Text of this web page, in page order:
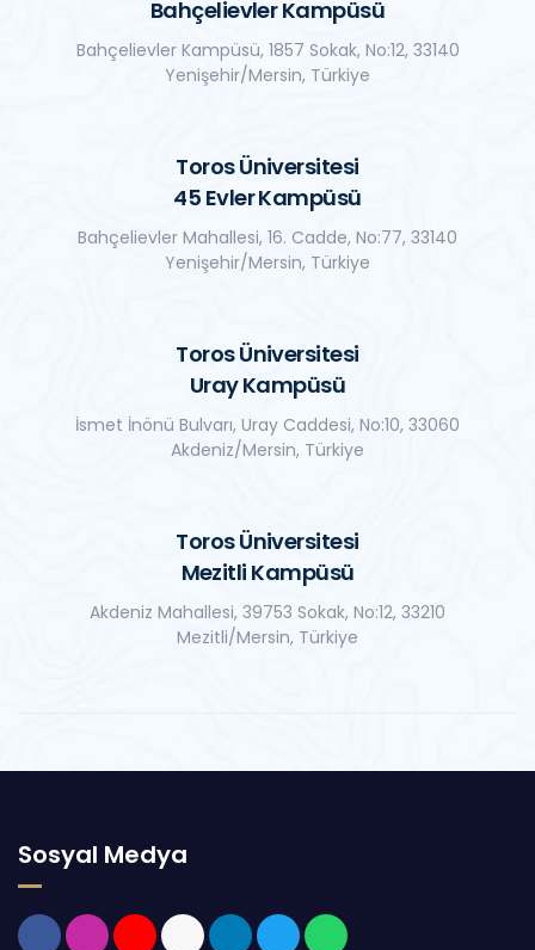
Bahçelievler Kampüsü
Bahçelievler Kampüsü, 1857 Sokak, No:12, 33140
Yenişehir/Mersin, Türkiye
Toros Üniversitesi
45 Evler Kampüsü
Bahçelievler Mahallesi, 16. Cadde, No:77, 33140
Yenişehir/Mersin, Türkiye
Toros Üniversitesi
Uray Kampüsü
İsmet İnönü Bulvarı, Uray Caddesi, No:10, 33060
Akdeniz/Mersin, Türkiye
Toros Üniversitesi
Mezitli Kampüsü
Akdeniz Mahallesi, 39753 Sokak, No:12, 33210
Mezitli/Mersin, Türkiye
Sosyal Medya